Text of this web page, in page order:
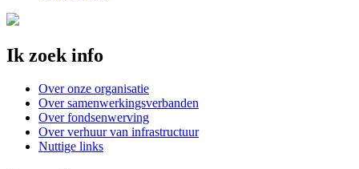
Ik zoek info
Over onze organisatie
Over samenwerkingsverbanden
Over fondsenwerving
Over verhuur van infrastructuur
Nuttige links